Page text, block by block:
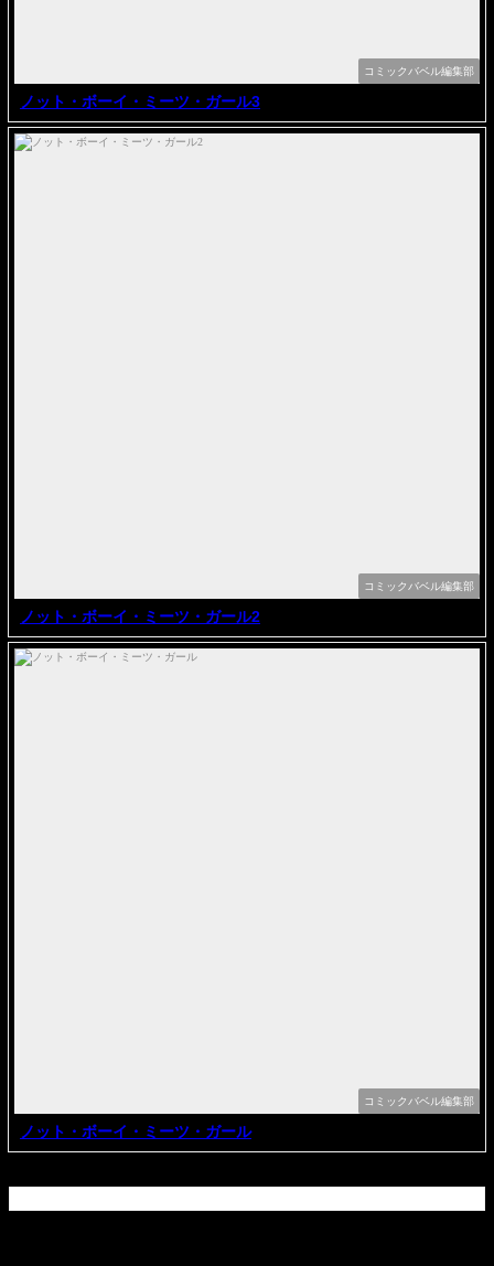
コミックバベル編集部
ノット・ボーイ・ミーツ・ガール3
コミックバベル編集部
ノット・ボーイ・ミーツ・ガール2
コミックバベル編集部
ノット・ボーイ・ミーツ・ガール